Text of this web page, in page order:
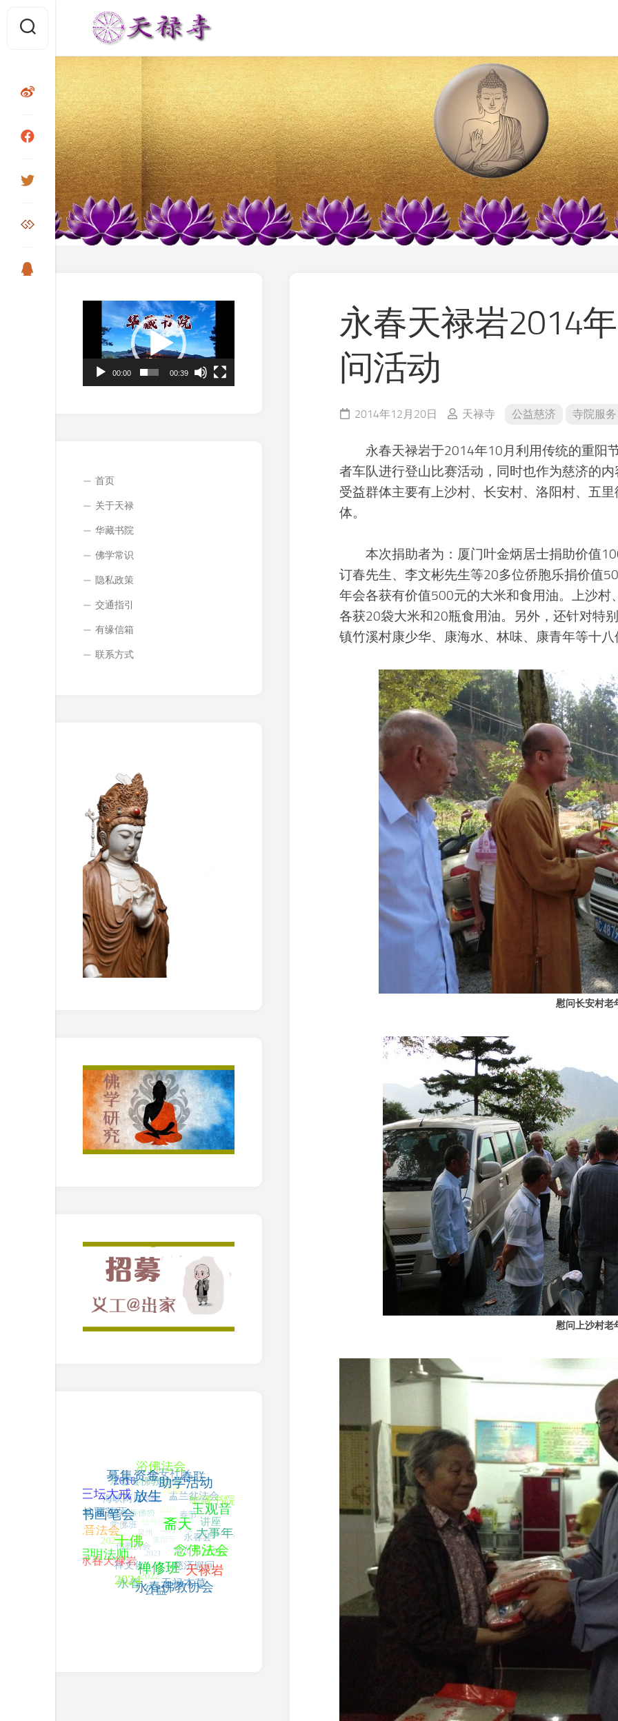
content
永春天禄岩2014
问活动
2014年12月20日 天禄寺 公益慈济 寺院服务
永春天禄岩于2014年10月利用传统的重阳
者车队进行登山比赛活动，同时也作为慈济的
受益群体主要有上沙村、长安村、洛阳村、五
体。
本次捐助者为：厦门叶金炳居士捐助价值
订春先生、李文彬先生等20多位侨胞乐捐价值
年会各获有价值500元的大米和食用油。上沙
各获20袋大米和20瓶食用油。另外，还针对特
镇竹溪村康少华、康海水、林味、康青年等十
慰问长安村老
慰问上沙村老
00:00 00:39
首页
关于天禄
华藏书院
佛学常识
隐私政策
交通指引
有缘信箱
联系方式